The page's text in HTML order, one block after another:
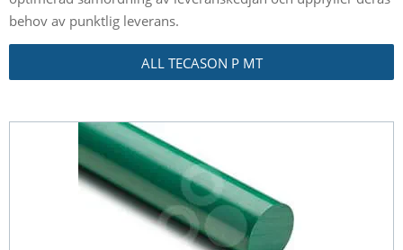
behov av punktlig leverans.
ALL TECASON P MT